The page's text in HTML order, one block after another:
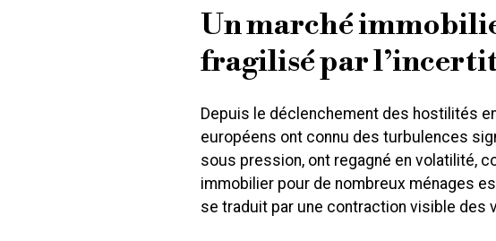
Un marché
fragilisé par
Depuis le déclenchement des hostilités
européens ont connu des turbulences
sous pression, ont regagné en volatilité,
immobilier pour de nombreux ménages
se traduit par une contraction visible des